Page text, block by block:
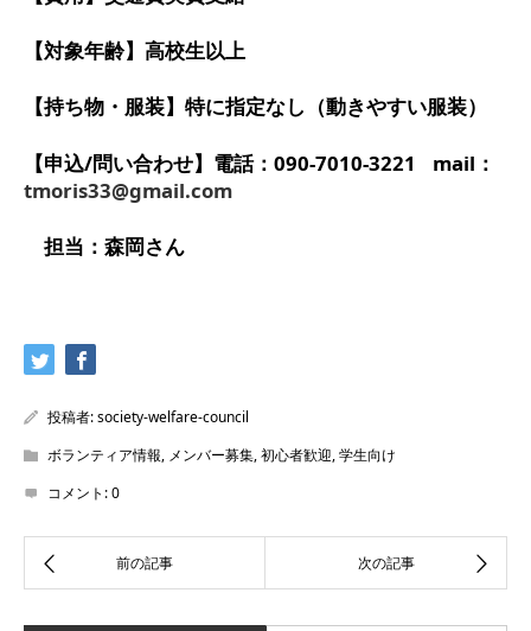
【対象年齢】高校生以上
【持ち物・服装】 特に指定なし（動きやすい服装）
【申込/問い合わせ】電話：090-7010-3221
mail：
tmoris33@gmail.com
担当：森岡さん
投稿者:society-welfare-council
ボランティア情報, メンバー募集,初心者歓迎,学生向け
コメント:0